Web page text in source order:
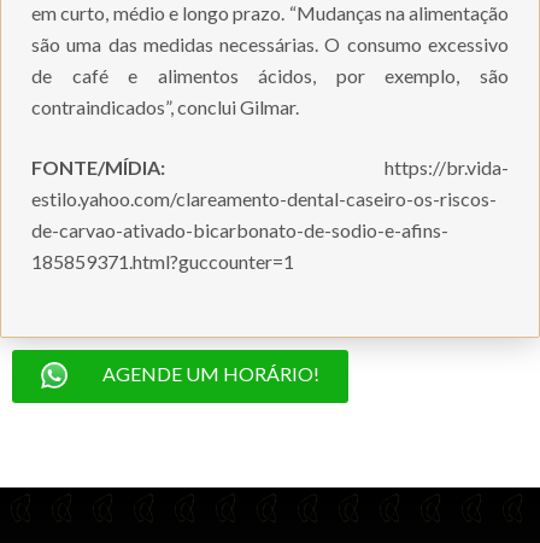
em curto, médio e longo prazo. “Mudanças na alimentação
são uma das medidas necessárias. O consumo excessivo
de café e alimentos ácidos, por exemplo, são
contraindicados”, conclui Gilmar.
FONTE/MÍDIA: https://br.vida-
estilo.yahoo.com/clareamento-dental-caseiro-os-riscos-
de-carvao-ativado-bicarbonato-de-sodio-e-afins-
185859371.html?guccounter=1
AGENDE UM HORÁRIO!